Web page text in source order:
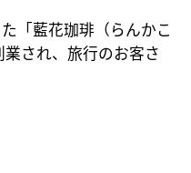
「藍花珈琲（らんかこ
され、旅行のお客さ